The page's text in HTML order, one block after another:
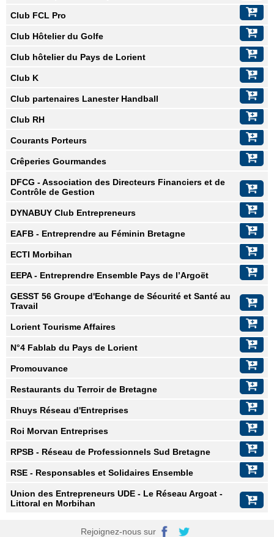
Club FCL Pro
Club Hôtelier du Golfe
Club hôtelier du Pays de Lorient
Club K
Club partenaires Lanester Handball
Club RH
Courants Porteurs
Crêperies Gourmandes
DFCG - Association des Directeurs Financiers et de
Contrôle de Gestion
DYNABUY Club Entrepreneurs
EAFB - Entreprendre au Féminin Bretagne
ECTI Morbihan
EEPA - Entreprendre Ensemble Pays de l’Argoët
GESST 56 Groupe d'Echange de Sécurité et Santé au
Travail
Lorient Tourisme Affaires
N°4 Fablab du Pays de Lorient
Promouvance
Restaurants du Terroir de Bretagne
Rhuys Réseau d'Entreprises
Roi Morvan Entreprises
RPSB - Réseau de Professionnels Sud Bretagne
RSE - Responsables et Solidaires Ensemble
Union des Entrepreneurs UDE - Le Réseau Argoat -
Littoral en Morbihan
Rejoignez-nous sur